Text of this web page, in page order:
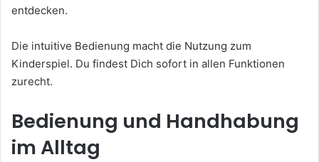
entdecken.
Die intuitive Bedienung macht die Nutzung zum
Kinderspiel. Du findest Dich sofort in allen Funktionen
zurecht.
Bedienung und Handhabung
im Alltag